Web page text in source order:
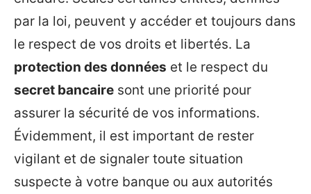
par la loi, peuvent y accéder et toujours dans
le respect de vos droits et libertés. La
protection des données et le respect du
secret bancaire sont une priorité pour
assurer la sécurité de vos informations.
Évidemment, il est important de rester
vigilant et de signaler toute situation
suspecte à votre banque ou aux autorités